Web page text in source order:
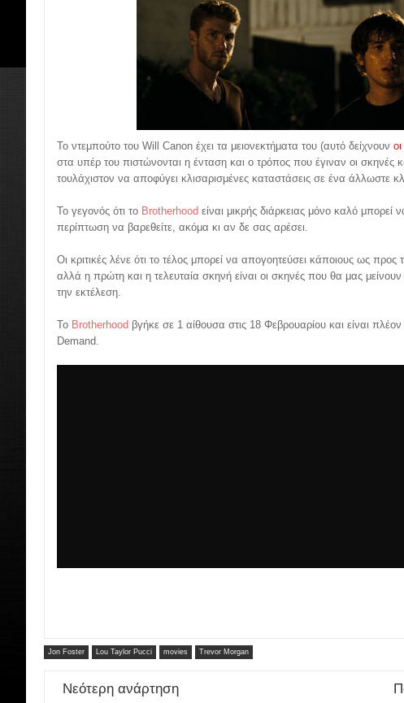
Το ντεμπούτο του Will Canon έχει τα μειονεκτήματα του (αυτό δείχνουν
στα υπέρ του πιστώνονται η ένταση και ο τρόπος που έγιναν οι σκηνές
τουλάχιστον να αποφύγει κλισαρισμένες καταστάσεις σε ένα άλλωστε
Το γεγονός ότι το Brotherhood είναι μικρής διάρκειας μόνο καλό μπορεί
περίπτωση να βαρεθείτε, ακόμα κι αν δε σας αρέσει.
Οι κριτικές λένε ότι το τέλος μπορεί να απογοητεύσει κάποιους ως προς
αλλά η πρώτη και η τελευταία σκηνή είναι οι σκηνές που θα μας
την εκτέλεση.
Το Brotherhood βγήκε σε 1 αίθουσα στις 18 Φεβρουαρίου και είναι
Demand.
Jon Foster Lou Taylor Pucci movies Trevor Morgan
Νεότερη ανάρτηση